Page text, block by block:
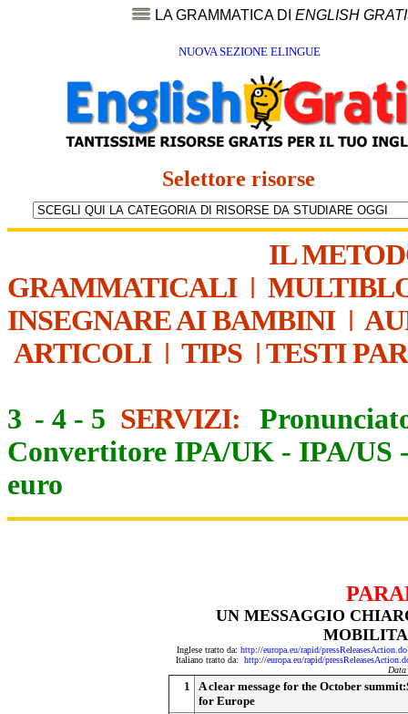
LA GRAMMATICA DI ENGLISH
NUOVA SEZIONE ELINGUE
Selettore risorse
IL
GRAMMATICALI|
INSEGNARE AI BAMBINI|
ARTICOLI| TIPS | TESTI
3 - 4 - 5 SERVIZI:
Convertitore IPA/UK - IPA/US
euro
UN MESSAGGIO
Inglese tratto da: http://europa.eu/rapid/
Italiano tratto da: http://europa.eu/rapid/
Data
1
A clear message for the October
for Europe